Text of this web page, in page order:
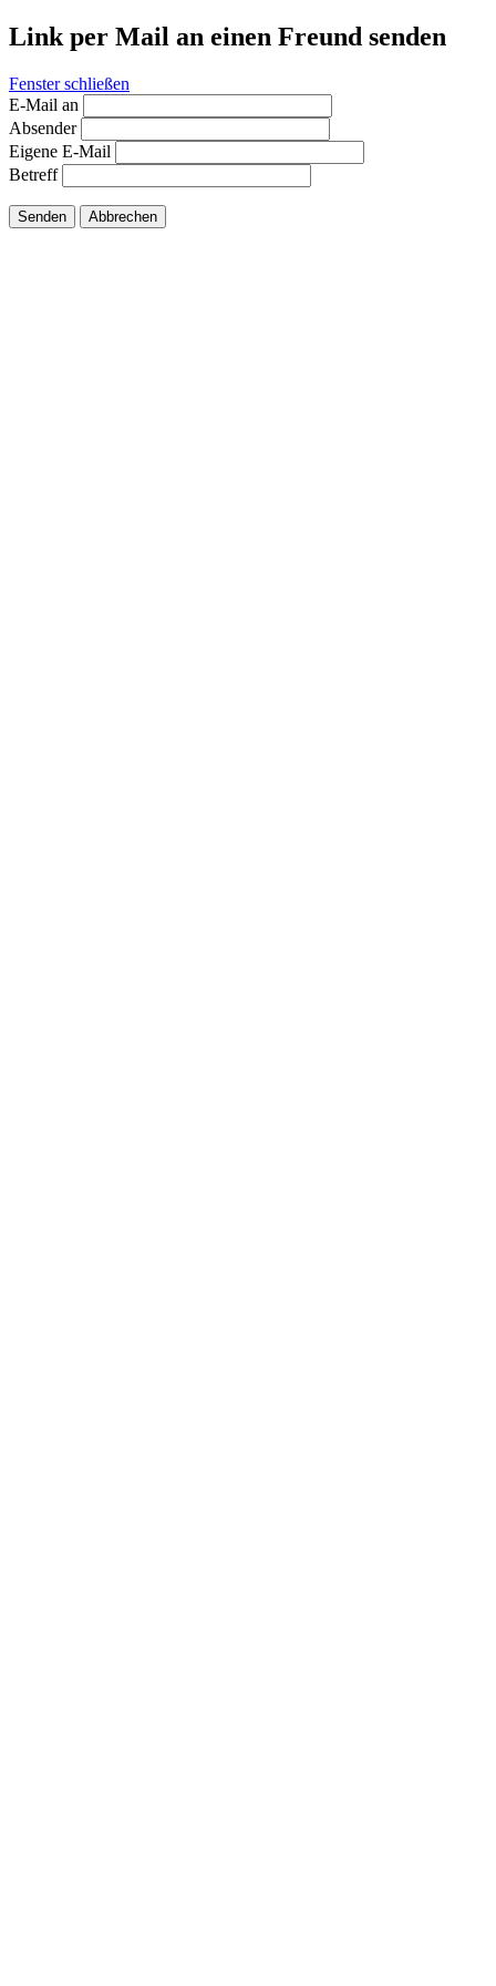
Link per Mail an einen Freund senden
Fenster schließen
E-Mail an
Absender
Eigene E-Mail
Betreff
Senden Abbrechen